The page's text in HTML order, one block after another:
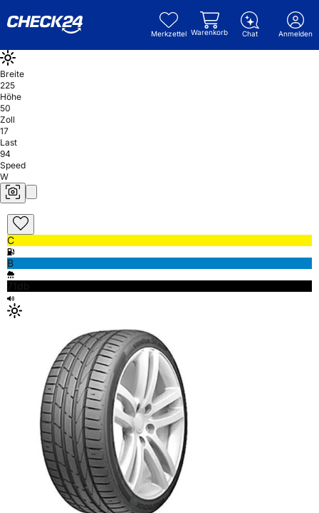
Merkzettel Warenkorb Chat Anmelden
Breite
225
Höhe
50
Zoll
17
Last
94
Speed
W
C
B
71db